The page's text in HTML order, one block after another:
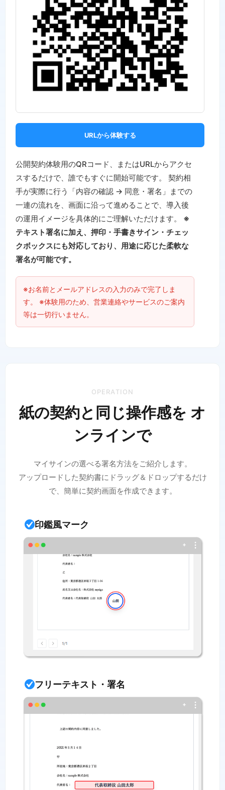
URLから体験する
公開契約体験用のQRコード、またはURLからアクセ
スするだけで、誰でもすぐに開始可能です。 契約相
手が実際に行う「内容の確認 → 同意・署名」までの
一連の流れを、画面に沿って進めることで、導入後
の運用イメージを具体的にご理解いただけます。 ※
テキスト署名に加え、押印・手書きサイン・チェッ
クボックスにも対応しており、用途に応じた柔軟な
署名が可能です。
※お名前とメールアドレスの入力のみで完了しま
す。 ※体験用のため、営業連絡やサービスのご案内
等は一切行いません。
OPERATION
紙の契約と同じ操作感を オ
ンラインで
マイサインの選べる署名方法をご紹介します。
アップロードした契約書にドラッグ＆ドロップするだけ
で、簡単に契約画面を作成できます。
印鑑風マーク
フリーテキスト・署名